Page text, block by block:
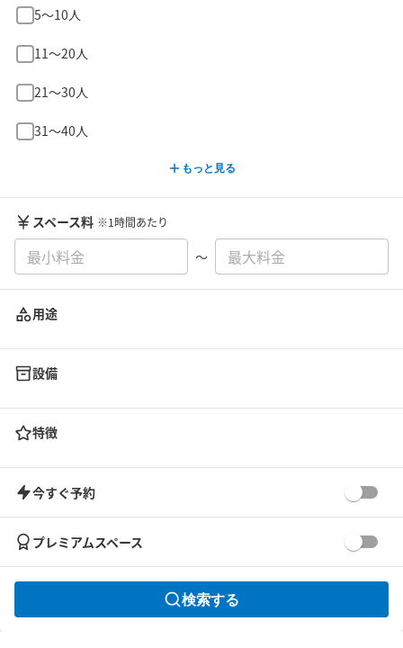
5〜10人
11〜20人
21〜30人
31〜40人
もっと見る
スペース料 ※1時間あたり
〜
用途
設備
特徴
今すぐ予約
プレミアムスペース
検索する